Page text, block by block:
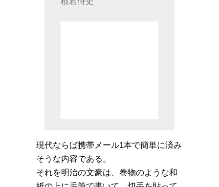
現代ならば携帯メール1本で簡単に済み
そうな内容である。
それを明治の文豪は、巻物のような和